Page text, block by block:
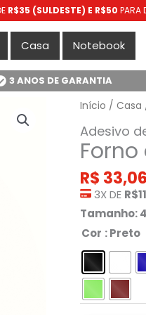
R$35 (SULDESTE) E R$50 PARA
Casa Notebook
3 ANOS DE GARANTIA
Início / Casa
Adesivo
Forno
R$ 33,06
3X DE
Tamanho:
Cor : Preto